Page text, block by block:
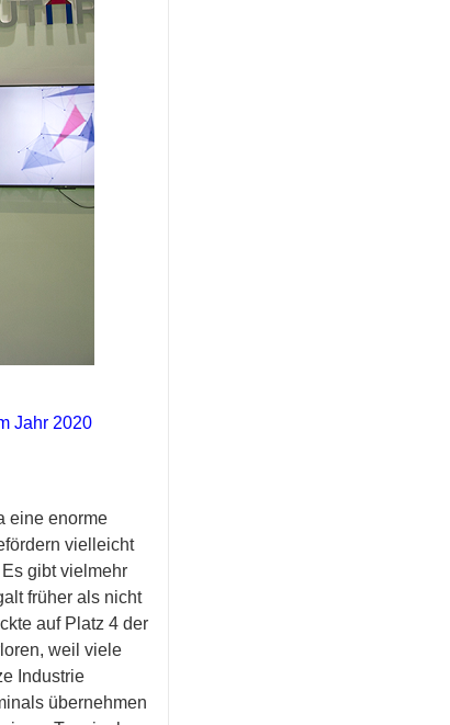
Jahr 2020
eine enorme
vielleicht
gibt vielmehr
früher als nicht
auf Platz 4 der
weil viele
Industrie
übernehmen